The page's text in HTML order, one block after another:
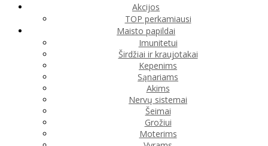
Akcijos
TOP perkamiausi
Maisto papildai
Imunitetui
Širdžiai ir kraujotakai
Kepenims
Sąnariams
Akims
Nervų sistemai
Šeimai
Grožiui
Moterims